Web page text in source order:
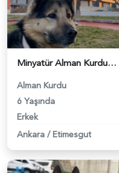
Minyatür Alman Kurdu Cinsi Köpeğim Eş Arıyor - 118983344
Alman Kurdu
6 Yaşında
Erkek
Ankara / Etimesgut